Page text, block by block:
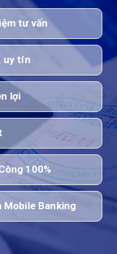
tư vấn
uy tín
lợi
100%
Banking